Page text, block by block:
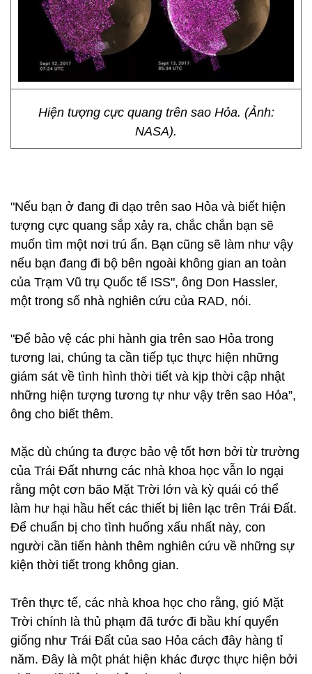
Hiện tượng cực quang trên sao Hỏa. (Ảnh:
NASA).
"Nếu bạn ở đang đi dạo trên sao Hỏa và biết hiện
tượng cực quang sắp xảy ra, chắc chắn bạn sẽ
muốn tìm một nơi trú ẩn. Bạn cũng sẽ làm như vậy
nếu bạn đang đi bộ bên ngoài không gian an toàn
của Trạm Vũ trụ Quốc tế ISS", ông Don Hassler,
một trong số nhà nghiên cứu của RAD, nói.
"Để bảo vệ các phi hành gia trên sao Hỏa trong
tương lai, chúng ta cần tiếp tục thực hiện những
giám sát về tình hình thời tiết và kịp thời cập nhật
những hiện tượng tương tự như vậy trên sao Hỏa”,
ông cho biết thêm.
Mặc dù chúng ta được bảo vệ tốt hơn bởi từ trường
của Trái Đất nhưng các nhà khoa học vẫn lo ngại
rằng một cơn bão Mặt Trời lớn và kỳ quái có thể
làm hư hại hầu hết các thiết bị liên lạc trên Trái Đất.
Để chuẩn bị cho tình huống xấu nhất này, con
người cần tiến hành thêm nghiên cứu về những sự
kiện thời tiết trong không gian.
Trên thực tế, các nhà khoa học cho rằng, gió Mặt
Trời chính là thủ phạm đã tước đi bầu khí quyển
giống như Trái Đất của sao Hỏa cách đây hàng tỉ
năm. Đây là một phát hiện khác được thực hiện bởi